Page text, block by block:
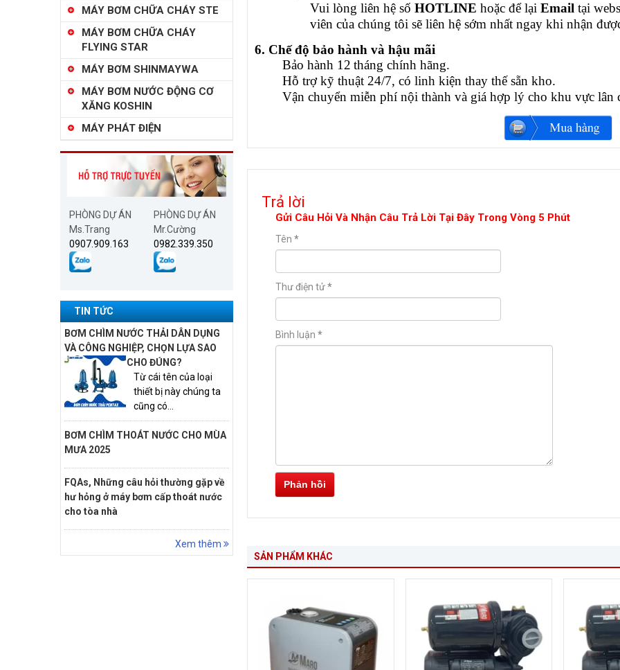
MÁY BƠM CHỮA CHÁY STE
MÁY BƠM CHỮA CHÁY
FLYING STAR
MÁY BƠM SHINMAYWA
MÁY BƠM NƯỚC ĐỘNG CƠ
XĂNG KOSHIN
MÁY PHÁT ĐIỆN
PHÒNG DỰ ÁN
Ms.Trang
0907.909.163
PHÒNG DỰ ÁN
Mr.Cường
0982.339.350
TIN TỨC
BƠM CHÌM NƯỚC THẢI DÂN DỤNG
VÀ CÔNG NGHIỆP, CHỌN LỰA SAO
CHO ĐÚNG?
Từ cái tên của loại
thiết bị này chúng ta
cũng có...
BƠM CHÌM THOÁT NƯỚC CHO MÙA
MƯA 2025
FQAs, Những câu hỏi thường gặp về
hư hỏng ở máy bơm cấp thoát nước
cho tòa nhà
Xem thêm
Vui lòng liên hệ số HOTLINE hoặc để lại Email tại
viên của chúng tôi sẽ liên hệ sớm nhất ngay khi nhận
6. Chế độ bảo hành và hậu mãi
Bảo hành 12 tháng chính hãng.
Hỗ trợ kỹ thuật 24/7, có linh kiện thay thế sẵn kho.
Vận chuyển miễn phí nội thành và giá hợp lý cho khu vực lân
Trả lời
Gửi Câu Hỏi Và Nhận Câu Trả Lời Tại Đây Trong Vòng 5 Phút
Tên *
Thư điện tử*
Bình luận *
Phản hồi
SẢN PHẨM KHÁC